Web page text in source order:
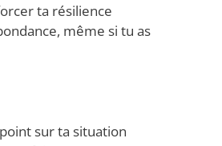
ta résilience
même si tu as
sur ta situation